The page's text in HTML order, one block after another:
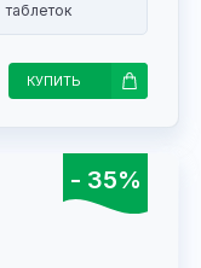
таблеток
КУПИТЬ
- 35%